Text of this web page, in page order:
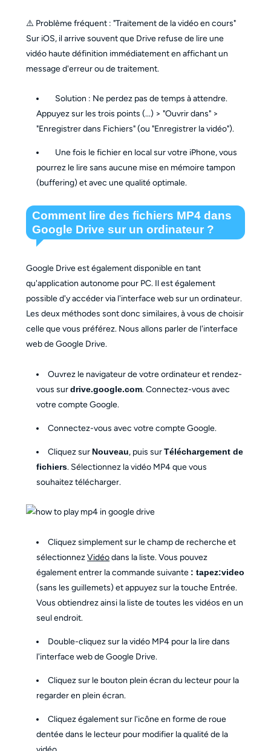
⚠️ Problème fréquent : "Traitement de la vidéo en cours"
Sur iOS, il arrive souvent que Drive refuse de lire une
vidéo haute définition immédiatement en affichant un
message d'erreur ou de traitement.
Solution : Ne perdez pas de temps à attendre.
Appuyez sur les trois points (...) > "Ouvrir dans" >
"Enregistrer dans Fichiers" (ou "Enregistrer la vidéo").
Une fois le fichier en local sur votre iPhone, vous
pourrez le lire sans aucune mise en mémoire tampon
(buffering) et avec une qualité optimale.
Comment lire des fichiers MP4 dans
Google Drive sur un ordinateur ?
Google Drive est également disponible en tant
qu'application autonome pour PC. Il est également
possible d'y accéder via l'interface web sur un ordinateur.
Les deux méthodes sont donc similaires, à vous de choisir
celle que vous préférez. Nous allons parler de l'interface
web de Google Drive.
Ouvrez le navigateur de votre ordinateur et rendez-
vous surdrive.google.com. Connectez-vous avec
votre compte Google.
Connectez-vous avec votre compte Google.
Cliquez sur Nouveau, puis surTéléchargement de
fichiers. Sélectionnez la vidéo MP4 que vous
souhaitez télécharger.
Cliquez simplement sur le champ de recherche et
sélectionnezVidéodans la liste. Vous pouvez
également entrer la commande suivante : tapez:video
(sans les guillemets) et appuyez sur la touche Entrée.
Vous obtiendrez ainsi la liste de toutes les vidéos en un
seul endroit.
Double-cliquez sur la vidéo MP4 pour la lire dans
l'interface web de Google Drive.
Cliquez sur le bouton plein écran du lecteur pour la
regarder en plein écran.
Cliquez également sur l'icône en forme de roue
dentée dans le lecteur pour modifier la qualité de la